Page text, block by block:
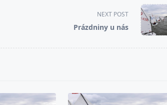
NEXT POST
Prázdniny u nás